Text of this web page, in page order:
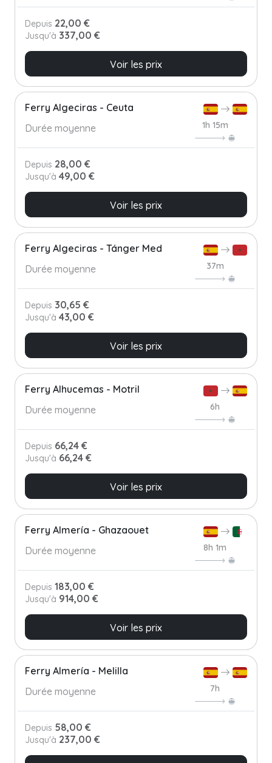
Depuis 22,00 €
Jusqu'à 337,00 €
Voir les prix
Ferry Algeciras - Ceuta
Durée moyenne
1h 15m
Depuis 28,00 €
Jusqu'à 49,00 €
Voir les prix
Ferry Algeciras - Tánger Med
Durée moyenne
37m
Depuis 30,65 €
Jusqu'à 43,00 €
Voir les prix
Ferry Alhucemas - Motril
Durée moyenne
6h
Depuis 66,24 €
Jusqu'à 66,24 €
Voir les prix
Ferry Almería - Ghazaouet
Durée moyenne
8h 1m
Depuis 183,00 €
Jusqu'à 914,00 €
Voir les prix
Ferry Almería - Melilla
Durée moyenne
7h
Depuis 58,00 €
Jusqu'à 237,00 €